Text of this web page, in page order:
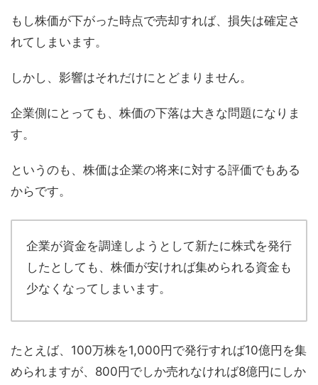
もし株価が下がった時点で売却すれば、損失は確定さ
れてしまいます。
しかし、影響はそれだけにとどまりません。
企業側にとっても、株価の下落は大きな問題になりま
す。
というのも、株価は企業の将来に対する評価でもある
からです。
企業が資金を調達しようとして新たに株式を発行
したとしても、株価が安ければ集められる資金も
少なくなってしまいます。
たとえば、100万株を1,000円で発行すれば10億円を集
められますが、800円でしか売れなければ8億円にしか